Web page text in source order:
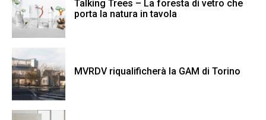
Talking Trees – La foresta di vetro che
porta la natura in tavola
MVRDV riqualificherà la GAM di Torino